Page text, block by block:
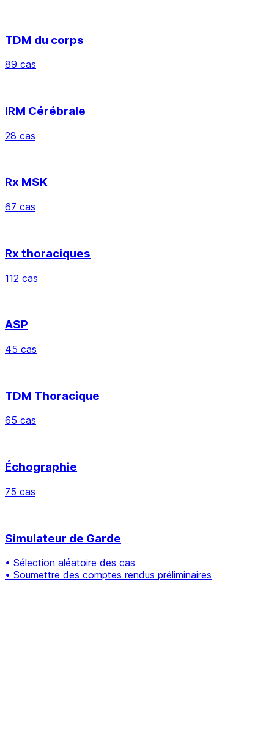
TDM du corps
89 cas
IRM Cérébrale
28 cas
Rx MSK
67 cas
Rx thoraciques
112 cas
ASP
45 cas
TDM Thoracique
65 cas
Échographie
75 cas
Simulateur de Garde
• Sélection aléatoire des cas
• Soumettre des comptes rendus préliminaires